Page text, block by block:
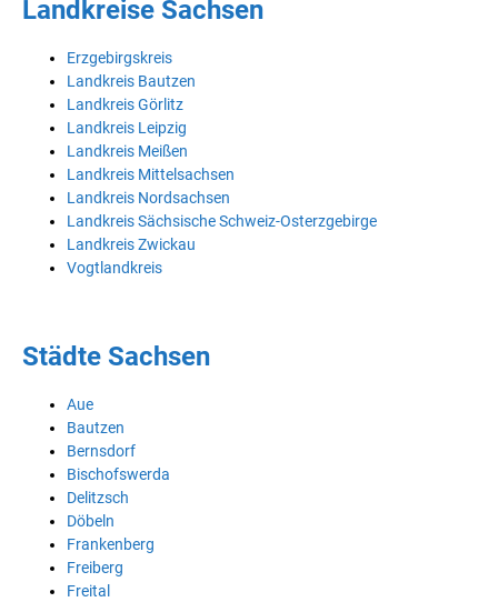
Landkreise Sachsen
Erzgebirgskreis
Landkreis Bautzen
Landkreis Görlitz
Landkreis Leipzig
Landkreis Meißen
Landkreis Mittelsachsen
Landkreis Nordsachsen
Landkreis Sächsische Schweiz-Osterzgebirge
Landkreis Zwickau
Vogtlandkreis
Städte Sachsen
Aue
Bautzen
Bernsdorf
Bischofswerda
Delitzsch
Döbeln
Frankenberg
Freiberg
Freital